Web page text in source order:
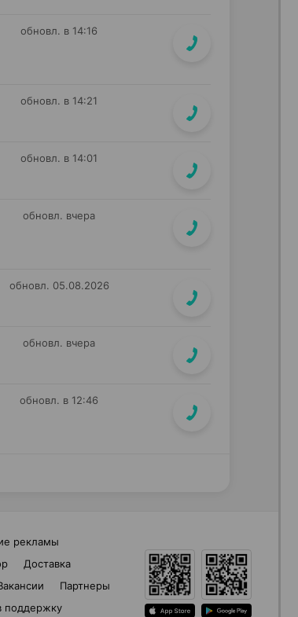
обновл. в 14:16
обновл. в 14:21
обновл. в 14:01
обновл. вчера
обновл. 05.08.2026
обновл. вчера
обновл. в 12:46
рекламы
Доставка
Партнеры
поддержку